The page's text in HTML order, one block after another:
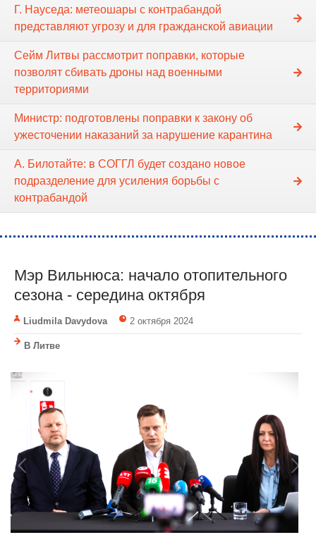
Г. Науседа: метеошары с контрабандой
представляют угрозу и для гражданской авиации
Сейм Литвы рассмотрит поправки, которые
позволят сбивать дроны над военными
территориями
Министр: подготовлены поправки к закону об
ужесточении наказаний за нарушение карантина
А. Билотайте: в СОГГЛ будет создано новое
подразделение для усиления борьбы с
контрабандой
Мэр Вильнюса: начало отопительного
сезона - середина октября
Liudmila Davydova 2 октября 2024
В Литве